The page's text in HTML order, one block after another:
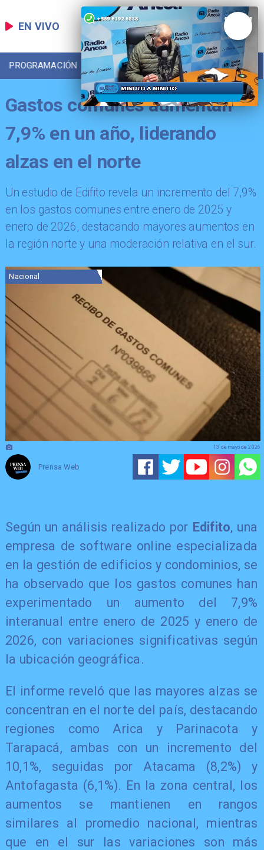
EN VIVO
PROGRAMACIÓN LOCAL DEPORTES
Gastos comunes aumentan
7,9% en un año, liderando
alzas en el norte
Un estudio de Edifito revela un incremento del 7,9%
en los gastos comunes entre enero de 2025 y
enero de 2026, destacando mayores aumentos en
la región norte y una moderación relativa en el sur.
Nacional
Prensa Web
13 de mayo de 2026
Según un análisis realizado por Edifito, una
empresa de software online especializada
en la gestión de edificios y condominios, se
ha observado que los gastos comunes han
experimentado un aumento del 7,9%
interanual entre enero de 2025 y enero de
2026, con variaciones significativas según
la ubicación geográfica.
El informe reveló que las mayores alzas se
concentran en el norte del país, destacando
regiones como Arica y Parinacota y
Tarapacá, ambas con un incremento del
10,1%, seguidas por Atacama (8,2%) y
Antofagasta (6,1%). En la zona central, los
aumentos se mantienen en rangos
similares al promedio nacional, mientras
que en el sur las variaciones son más